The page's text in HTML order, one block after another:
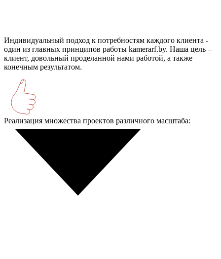
Индивидуальный подход к потребностям каждого клиента -
один из главных принципов работы kamerarf.by. Наша цель –
клиент, довольный проделанной нами работой, а также
конечным результатом.
Реализация множества проектов различного масштаба: